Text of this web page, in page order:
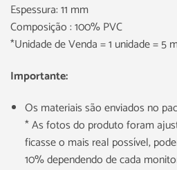
Espessura: 11 mm
Composição : 100% PVC
*Unidade de Venda = 1 unidade = 5
Importante:
Os materiais são enviados no
* As fotos do produto foram
ficasse o mais real possível,
10% dependendo de cada